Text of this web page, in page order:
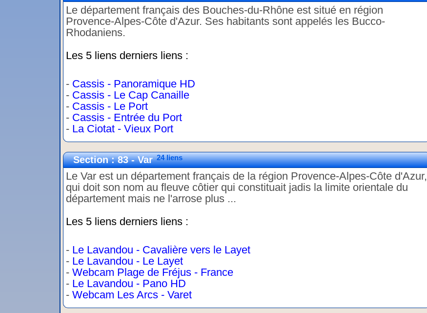
Le département français des Bouches-du-Rhône est situé en région
Provence-Alpes-Côte d'Azur. Ses habitants sont appelés les Bucco-
Rhodaniens.
Les 5 liens derniers liens :
- Cassis - Panoramique HD
- Cassis - Le Cap Canaille
- Cassis - Le Port
- Cassis - Entrée du Port
- La Ciotat - Vieux Port
Section : 83 - Var 24 liens
Le Var est un département français de la région Provence-Alpes-Côte d'Azur,
qui doit son nom au fleuve côtier qui constituait jadis la limite orientale du
département mais ne l'arrose plus ...
Les 5 liens derniers liens :
- Le Lavandou - Cavalière vers le Layet
- Le Lavandou - Le Layet
- Webcam Plage de Fréjus - France
- Le Lavandou - Pano HD
- Webcam Les Arcs - Varet